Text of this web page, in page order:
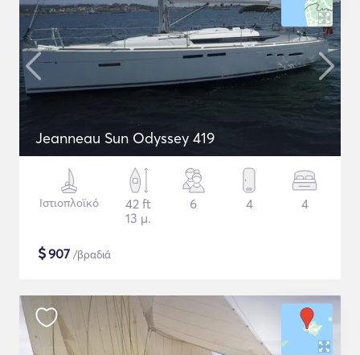
Jeanneau Sun Odyssey 419
Ιστιοπλοϊκό
42 ft
13 μ.
6 4 4
$907 /βραδιά